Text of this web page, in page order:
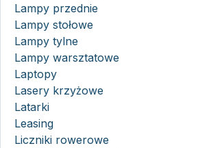
Lampy przednie
Lampy stołowe
Lampy tylne
Lampy warsztatowe
Laptopy
Lasery krzyżowe
Latarki
Leasing
Liczniki rowerowe